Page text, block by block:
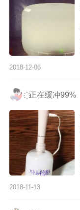
2018-12-06
҉ 正在缓冲99%
2018-11-13